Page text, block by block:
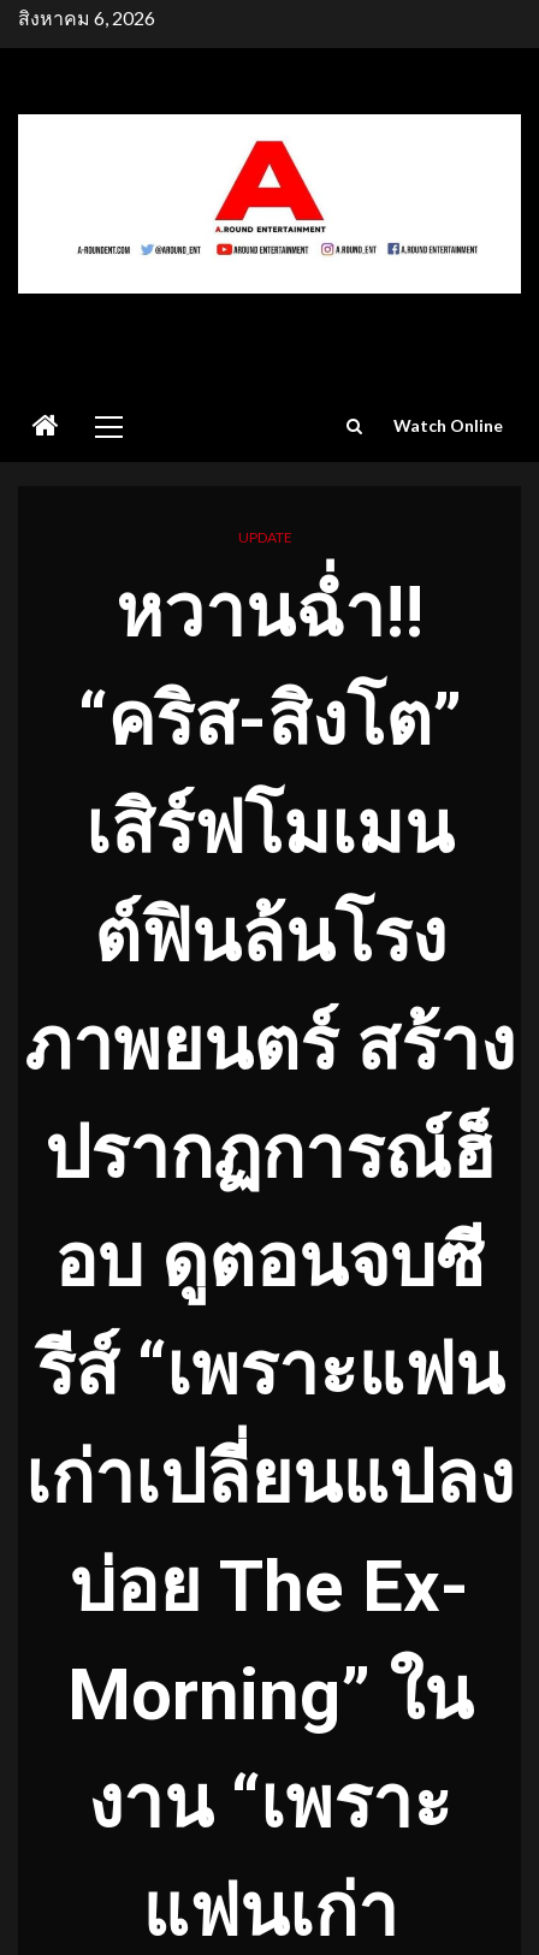
Skipสิงหาคม 6, 2026
Menu
Watch Online
UPDATE
หวานฉ่ำ!!
“คริส-สิงโต”
เสิร์ฟโมเมน
ต์ฟินล้นโรง
ภาพยนตร์ สร้าง
ปรากฏการณ์ฮ็
อบ ดูตอนจบซี
รีส์ “เพราะแฟน
เก่าเปลี่ยนแปลง
บ่อย The Ex-
Morning” ใน
งาน “เพราะ
แฟนเก่า